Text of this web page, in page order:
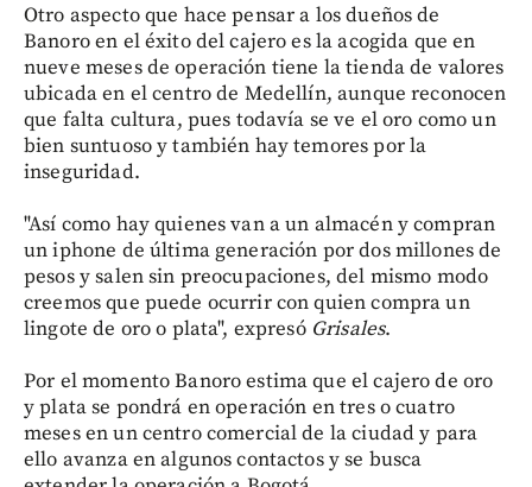
Otro aspecto que hace pensar a los dueños de
Banoro en el éxito del cajero es la acogida que en
nueve meses de operación tiene la tienda de valores
ubicada en el centro de Medellín, aunque reconocen
que falta cultura, pues todavía se ve el oro como un
bien suntuoso y también hay temores por la
inseguridad.
"Así como hay quienes van a un almacén y compran
un iphone de última generación por dos millones de
pesos y salen sin preocupaciones, del mismo modo
creemos que puede ocurrir con quien compra un
lingote de oro o plata", expresó Grisales.
Por el momento Banoro estima que el cajero de oro
y plata se pondrá en operación en tres o cuatro
meses en un centro comercial de la ciudad y para
ello avanza en algunos contactos y se busca